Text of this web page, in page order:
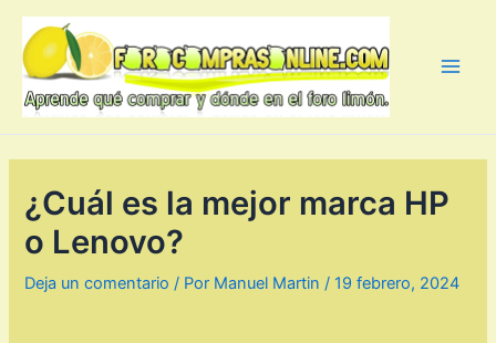
contenido
¿Cuál es la mejor marca HP
o Lenovo?
Deja un comentario / Por Manuel Martin /19 febrero, 2024